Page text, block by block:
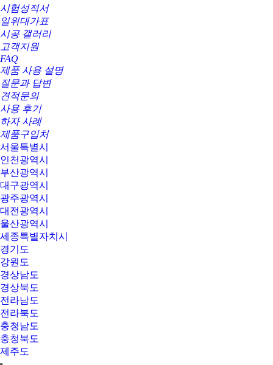
시험성적서
일위대가표
시공 갤러리
고객지원
FAQ
제품 사용 설명
질문과 답변
견적문의
사용 후기
하자 사례
제품구입처
서울특별시
인천광역시
부산광역시
대구광역시
광주광역시
대전광역시
울산광역시
세종특별자치시
경기도
강원도
경상남도
경상북도
전라남도
전라북도
충청남도
충청북도
제주도